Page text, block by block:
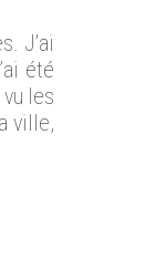
J’ai
été
les
ville,